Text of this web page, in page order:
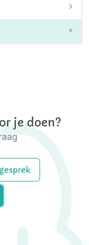
je doen?